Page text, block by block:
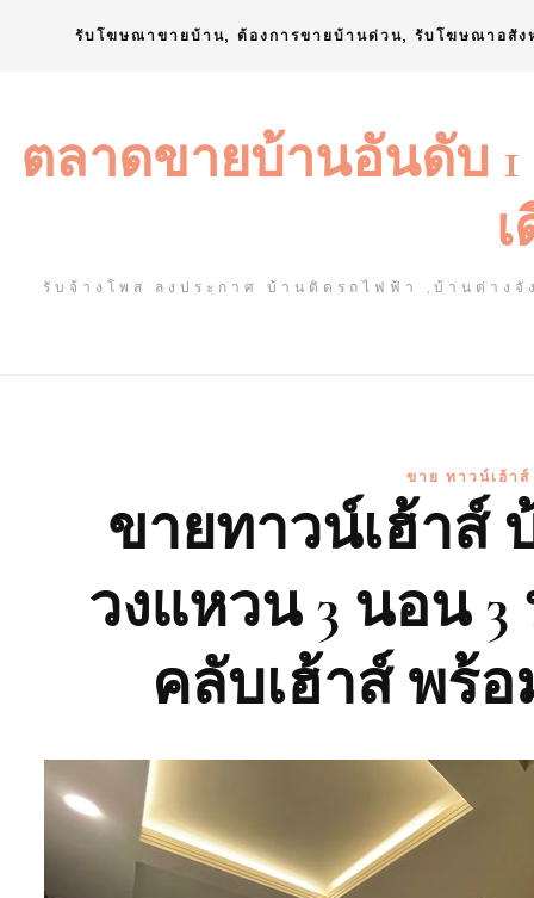
รับโฆษณาขายบ้าน, ต้องการขายบ้านด่วน, รับโฆษณาอสัง
ตลาดขายบ้านอันดับ
รับจ้างโพส ลงประกาศ บ้านติดรถไฟฟ้า ,บ้านต่าง
ขาย ทาวน์เฮ้า
ขายทาวน์เฮ้าส์
วงแหวน 3 นอน
คลับเฮ้าส์ พร้อ